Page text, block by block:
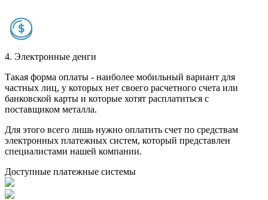
4. Электронные денги
Такая форма оплаты - наиболее мобильный вариант для
частных лиц, у которых нет своего расчетного счета или
банковской карты и которые хотят расплатиться с
поставщиком металла.
Для этого всего лишь нужно оплатить счет по средствам
электронных платежных систем, который представлен
специалистами нашей компании.
Доступные платежные системы